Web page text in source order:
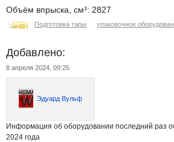
Объём впрыска, см³: 2827
Подготовка тары упаковочное
Добавлено:
8 апреля 2024, 09:25
Эдуард Вульф
Информация об оборудовании последний раз
2024 года